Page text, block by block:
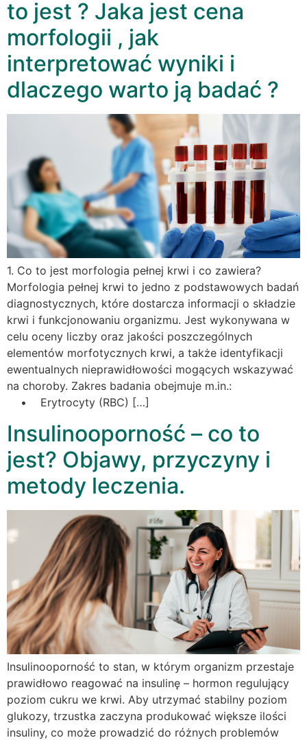
to jest ? Jaka jest cena
morfologii , jak
interpretować wyniki i
dlaczego warto ją badać ?
1. Co to jest morfologia pełnej krwi i co zawiera?
Morfologia pełnej krwi to jedno z podstawowych badań
diagnostycznych, które dostarcza informacji o składzie
krwi i funkcjonowaniu organizmu. Jest wykonywana w
celu oceny liczby oraz jakości poszczególnych
elementów morfotycznych krwi, a także identyfikacji
ewentualnych nieprawidłowości mogących wskazywać
na choroby. Zakres badania obejmuje m.in.:
• Erytrocyty (RBC) […]
Insulinooporność – co to
jest? Objawy, przyczyny i
metody leczenia.
Insulinooporność to stan, w którym organizm przestaje
prawidłowo reagować na insulinę – hormon regulujący
poziom cukru we krwi. Aby utrzymać stabilny poziom
glukozy, trzustka zaczyna produkować większe ilości
insuliny, co może prowadzić do różnych problemów